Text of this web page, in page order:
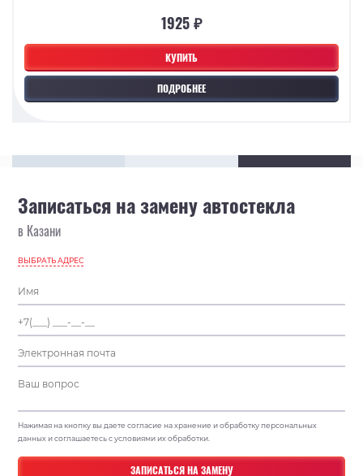
КУПИТЬ
ПОДРОБНЕЕ
1925 ₽
Записаться на замену автостекла
в Казани
ВЫБРАТЬ АДРЕС
Нажимая на кнопку вы даете согласие на хранение и обработку персональных
данных и соглашаетесь с условиями их обработки.